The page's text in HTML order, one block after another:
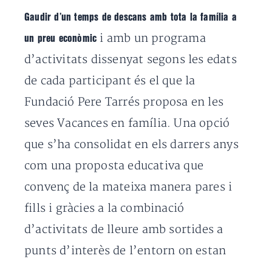
Gaudir d’un temps de descans amb tota la família a
un preu econòmic i amb un programa
d’activitats dissenyat segons les edats
de cada participant és el que la
Fundació Pere Tarrés proposa en les
seves Vacances en família. Una opció
que s’ha consolidat en els darrers anys
com una proposta educativa que
convenç de la mateixa manera pares i
fills i gràcies a la combinació
d’activitats de lleure amb sortides a
punts d’interès de l’entorn on estan